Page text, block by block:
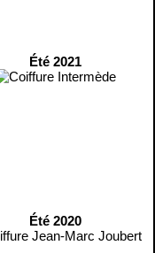
Été 2021
Été 2020